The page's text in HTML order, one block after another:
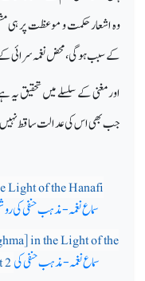
وہ اشعار حکمت و موعظت پر ہی
کے سبب ہوگی، محض نغمہ سرائی
اور مغنی کے سلسلے میں تحقیق
جب بھی اس کی عدالت ساقط نہیں
Light of the Hanafi
سماع نغمہ-مذہب حنفی کی
in the Light of the
2سماع نغمہ-مذہب حنفی کی